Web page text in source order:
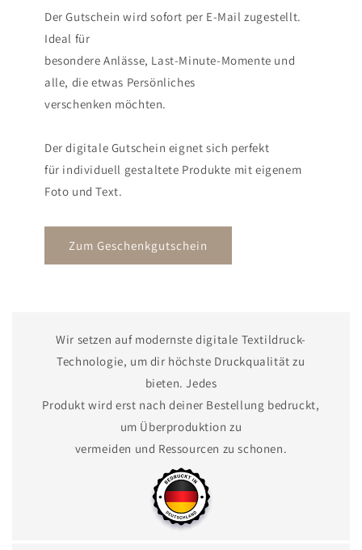
Der Gutschein wird sofort per E-Mail zugestellt.
Ideal für
besondere Anlässe, Last-Minute-Momente und
alle, die etwas Persönliches
verschenken möchten.
Der digitale Gutschein eignet sich perfekt
für individuell gestaltete Produkte mit eigenem
Foto und Text.
Zum Geschenkgutschein
Wir setzen auf modernste digitale Textildruck-
Technologie, um dir höchste Druckqualität zu
bieten. Jedes
Produkt wird erst nach deiner Bestellung bedruckt,
um Überproduktion zu
vermeiden und Ressourcen zu schonen.